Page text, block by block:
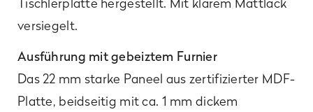
Tischlerplatte hergestellt. Mit klarem Mattlack
versiegelt.
Ausführung mit gebeiztem Furnier
​Das 22 mm starke Paneel aus zertifizierter MDF-
Platte, beidseitig mit ca. 1 mm dickem